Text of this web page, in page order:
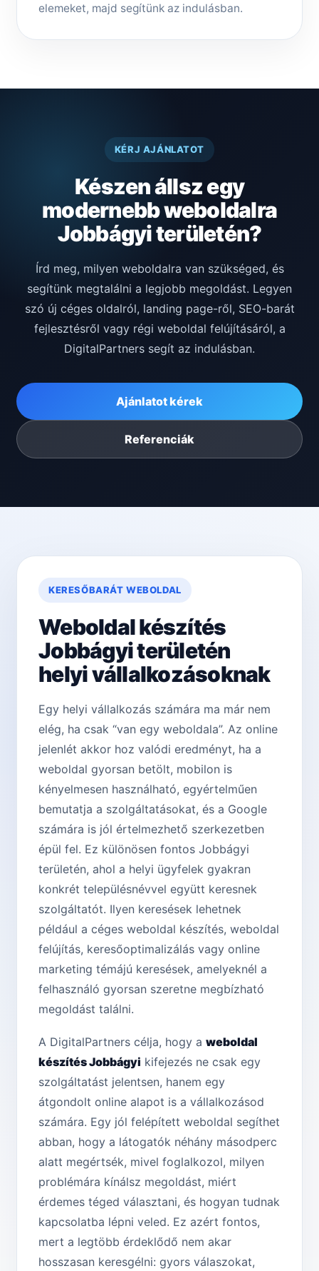
elemeket, majd segítünk az indulásban.
KÉRJ AJÁNLATOT
Készen állsz egy
modernebb weboldalra
Jobbágyi területén?
Írd meg, milyen weboldalra van szükséged, és
segítünk megtalálni a legjobb megoldást. Legyen
szó új céges oldalról, landing page-ről, SEO-barát
fejlesztésről vagy régi weboldal felújításáról, a
DigitalPartners segít az indulásban.
Ajánlatot kérek
Referenciák
KERESŐBARÁT WEBOLDAL
Weboldal készítés
Jobbágyi területén
helyi vállalkozásoknak
Egy helyi vállalkozás számára ma már nem
elég, ha csak “van egy weboldala”. Az online
jelenlét akkor hoz valódi eredményt, ha a
weboldal gyorsan betölt, mobilon is
kényelmesen használható, egyértelműen
bemutatja a szolgáltatásokat, és a Google
számára is jól értelmezhető szerkezetben
épül fel. Ez különösen fontos Jobbágyi
területén, ahol a helyi ügyfelek gyakran
konkrét településnévvel együtt keresnek
szolgáltatót. Ilyen keresések lehetnek
például a céges weboldal készítés, weboldal
felújítás, keresőoptimalizálás vagy online
marketing témájú keresések, amelyeknél a
felhasználó gyorsan szeretne megbízható
megoldást találni.
A DigitalPartners célja, hogy a weboldal
készítés Jobbágyi kifejezés ne csak egy
szolgáltatást jelentsen, hanem egy
átgondolt online alapot is a vállalkozásod
számára. Egy jól felépített weboldal segíthet
abban, hogy a látogatók néhány másodperc
alatt megértsék, mivel foglalkozol, milyen
problémára kínálsz megoldást, miért
érdemes téged választani, és hogyan tudnak
kapcsolatba lépni veled. Ez azért fontos,
mert a legtöbb érdeklődő nem akar
hosszasan keresgélni: gyors válaszokat,